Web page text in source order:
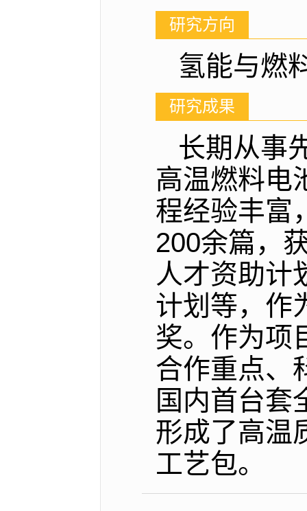
研究方向
氢能与燃
研究成果
长期从事
高温燃料电
程经验丰富
200余篇，
人才资助计
计划等，作
奖。作为项
合作重点、
国内首台套
形成了高温
工艺包。